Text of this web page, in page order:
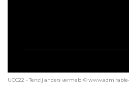
UCC22 - Tenzij anders vermeld ©